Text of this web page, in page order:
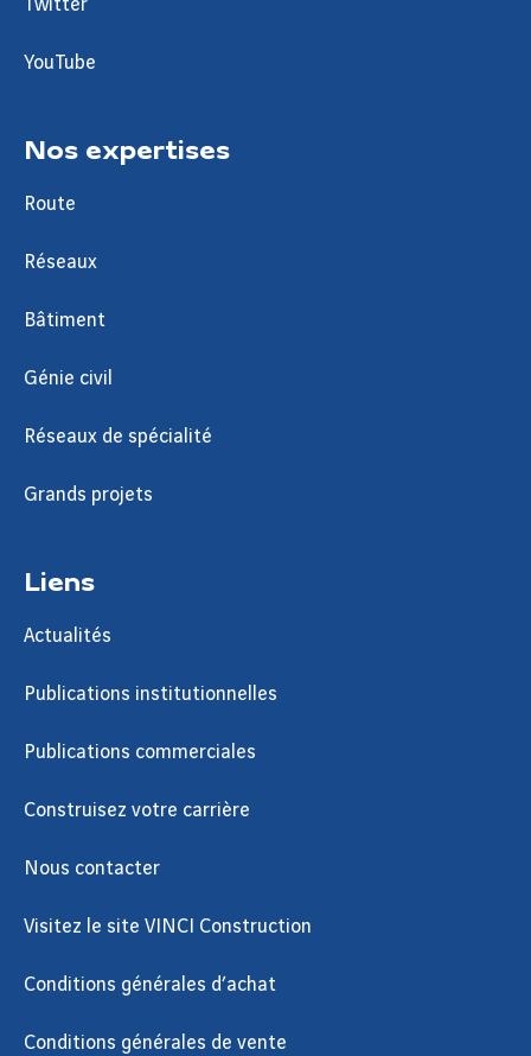
Twitter
YouTube
Nos expertises
Route
Réseaux
Bâtiment
Génie civil
Réseaux de spécialité
Grands projets
Liens
Actualités
Publications institutionnelles
Publications commerciales
Construisez votre carrière
Nous contacter
Visitez le site VINCI Construction
Conditions générales d’achat
Conditions générales de vente